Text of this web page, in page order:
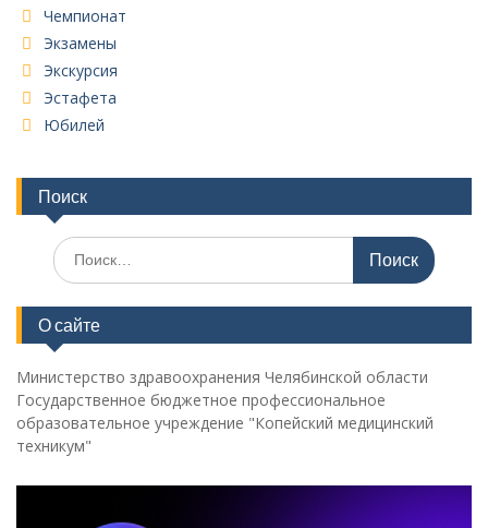
Чемпионат
Экзамены
Экскурсия
Эстафета
Юбилей
Поиск
Поиск
по:
О сайте
Министерство здравоохранения Челябинской области
Государственное бюджетное профессиональное
образовательное учреждение "Копейский медицинский
техникум"